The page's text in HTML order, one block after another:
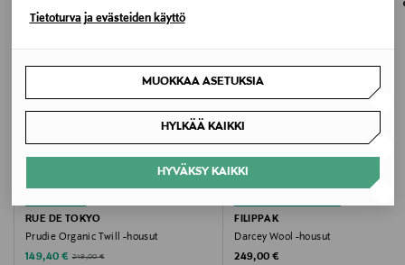
Tietoturva ja evästeiden käyttö
MUOKKAA ASETUKSIA
HYLKÄÄ KAIKKI
HYVÄKSY KAIKKI
BRUUNS BAZAAR, housut, farkkuhousut,
RUE DE TOKYO
Prudie Organic Twill -housut
Discounted Price
149,40 € Original Price
249,00 €
FILIPPA K
Darcey Wool -housut
Original Price
249,00 €